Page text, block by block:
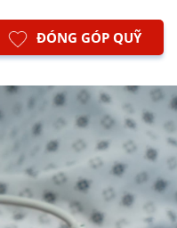
ĐÓNG GÓP QUỸ